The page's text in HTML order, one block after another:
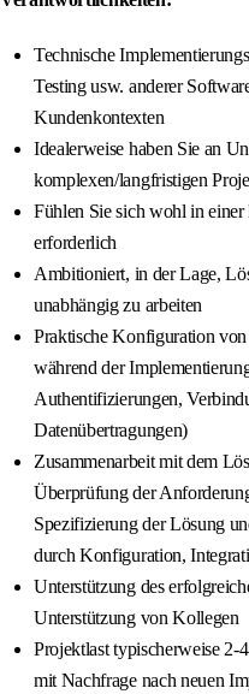
Technische
Testing usw. anderer
Kundenkontexten
Idealerweise haben Sie an
komplexen/langfristigen
Fühlen Sie sich wohl in
erforderlich
Ambitioniert, in der Lage,
unabhängig zu arbeiten
Praktische Konfiguration
während der
Authentifizierungen,
Datenübertragungen)
Zusammenarbeit mit dem
Überprüfung der
Spezifizierung der Lösung
durch Konfiguration,
Unterstützung des
Unterstützung von Kollegen
Projektlast typischerweise
mit Nachfrage nach neuen